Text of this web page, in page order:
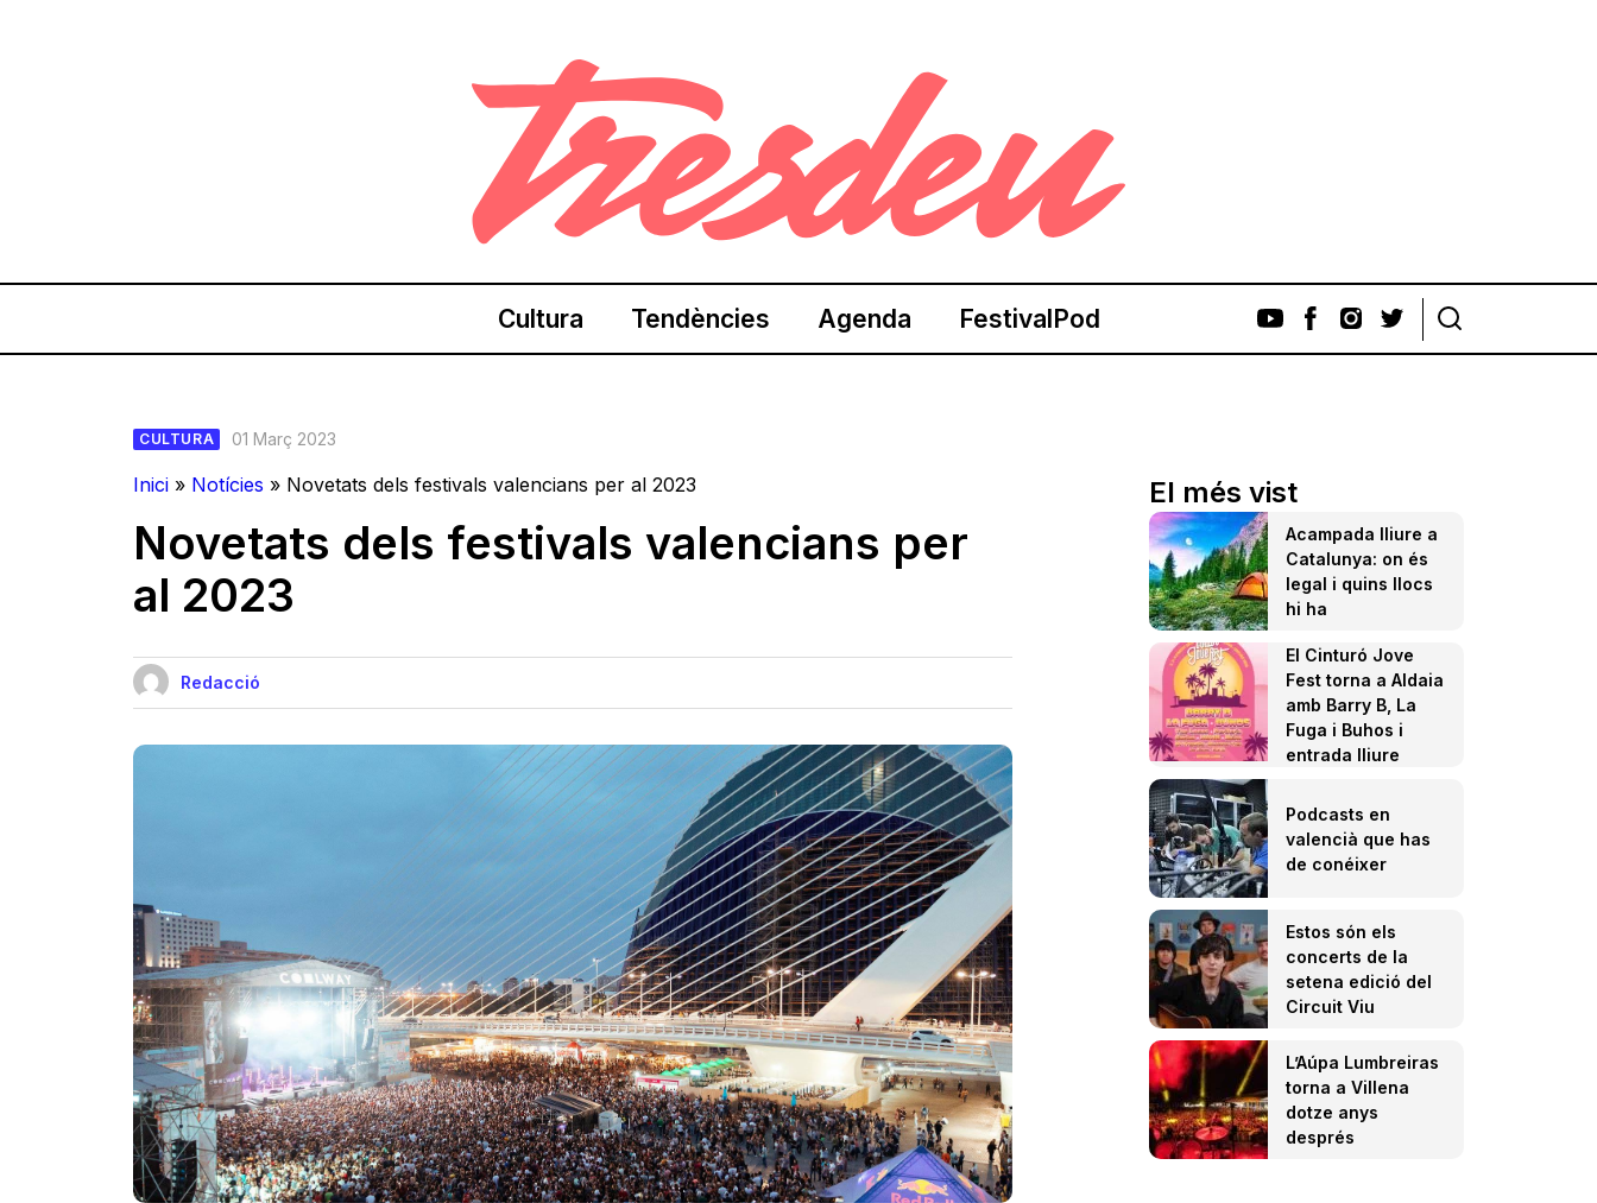
Cultura Tendències Agenda FestivalPod
CULTURA 01 Març 2023
Inici » Notícies » Novetats dels festivals valencians per al 2023
Novetats dels festivals valencians per
al 2023
Redacció
El més vist
Acampada lliure a
Catalunya: on és
legal i quins llocs
hi ha
El Cinturó Jove
Fest torna a Aldaia
amb Barry B, La
Fuga i Buhos i
entrada lliure
Podcasts en
valencià que has
de conéixer
Estos són els
concerts de la
setena edició del
Circuit Viu
L’Aúpa Lumbreiras
torna a Villena
dotze anys
després